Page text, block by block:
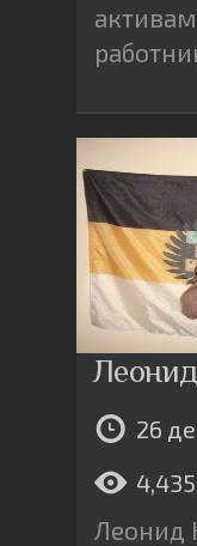
26
4,435
Леонид